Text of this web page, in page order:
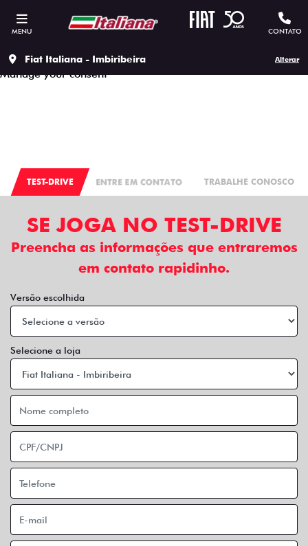
This site uses cookies to ensure that you get the best
experience on our site, to protect your personal data we
Accept all cookiesContinue to use the essential cookies
Manage your consent
MENU CONTATO
Fiat Italiana - Imbiribeira Alterar
ENTRE EM CONTATO
TEST-DRIVE TRABALHE CONOSCO
SE JOGA NO TEST-DRIVE
Preencha as informações que entraremos
em contato rapidinho.
Versão escolhida
Selecione a loja